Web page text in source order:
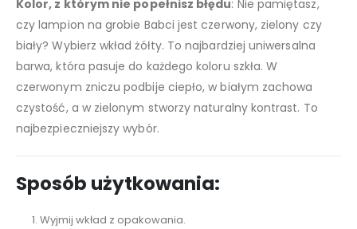
Kolor, z którym nie popełnisz błędu: Nie pamiętasz,
czy lampion na grobie Babci jest czerwony, zielony czy
biały? Wybierz wkład żółty. To najbardziej uniwersalna
barwa, która pasuje do każdego koloru szkła. W
czerwonym zniczu podbije ciepło, w białym zachowa
czystość, a w zielonym stworzy naturalny kontrast. To
najbezpieczniejszy wybór.
Sposób użytkowania:
Wyjmij wkład z opakowania.